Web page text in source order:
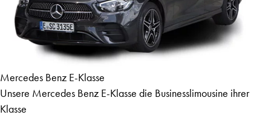
Mercedes Benz E-Klasse
Unsere Mercedes Benz E-Klasse die Businesslimousine ihrer
Klasse